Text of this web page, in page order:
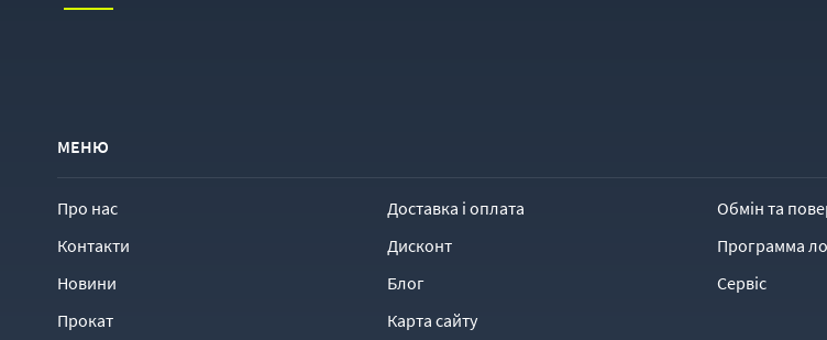
МЕНЮ
Про нас Доставка і оплата
Обмін та
Контакти
Дисконт
Программа
Новини
Блог
Сервіс
Прокат
Карта сайту